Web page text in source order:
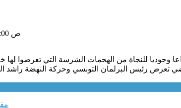
06/01/2021 03:29:00 ص
وجوديا للنجاة من الهجمات الشرسة التي تعرضوا لها